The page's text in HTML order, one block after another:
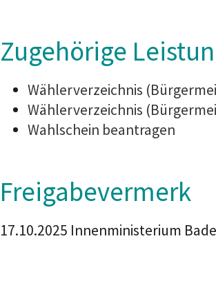
Zugehörige
Wählerverzeichnis
Wählerverzeichnis
Wahlschein beantragen
Freigabevermerk
17.10.2025 Innenministerium